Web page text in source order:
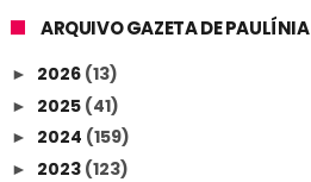
ARQUIVO GAZETA DE PAULÍNIA
► 2026 (13)
► 2025 (41)
► 2024 (159)
► 2023 (123)